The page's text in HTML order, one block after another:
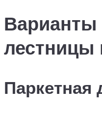
Варианты
лестницы
Паркетная